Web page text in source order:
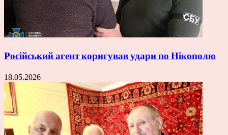
Російський агент коригував удари по Нікополю
18.05.2026